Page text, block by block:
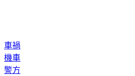
車禍
機車
警方